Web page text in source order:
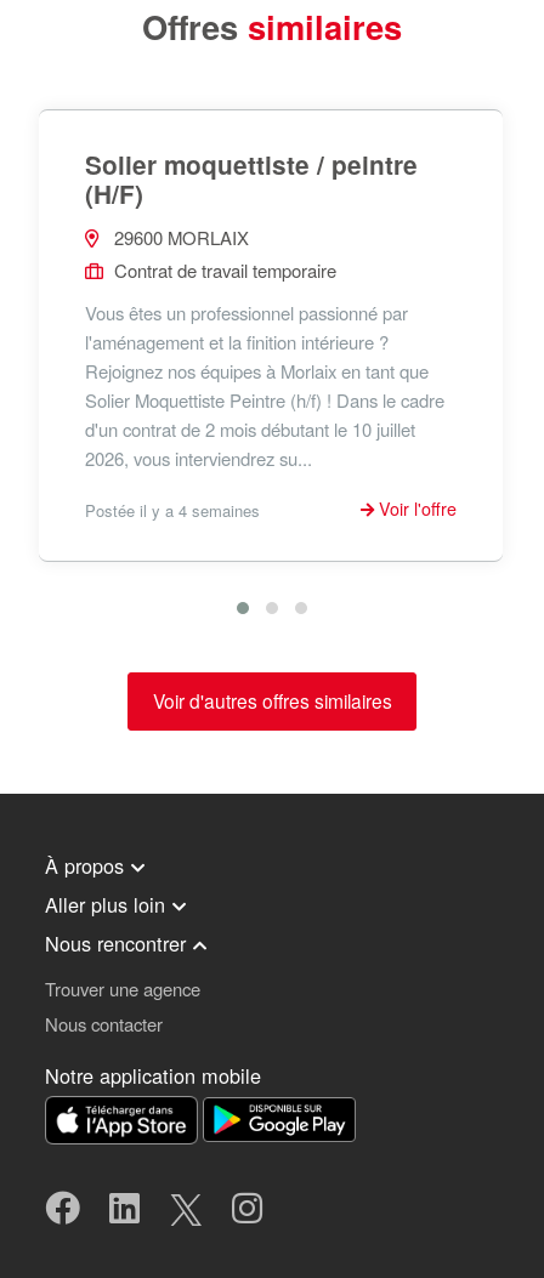
Offres similaires
Solier moquettiste / peintre
(H/F)
29600 MORLAIX
Contrat de travail temporaire
Vous êtes un professionnel passionné par
l'aménagement et la finition intérieure ?
Rejoignez nos équipes à Morlaix en tant que
Solier Moquettiste Peintre (h/f) ! Dans le cadre
d'un contrat de 2 mois débutant le 10 juillet
2026, vous interviendrez su...
Postée il y a 4 semaines Voir l'offre
Voir d'autres offres similaires
À propos
Aller plus loin
Nous rencontrer
Trouver une agence
Nous contacter
Notre application mobile